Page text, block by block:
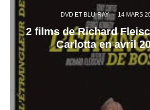
DVD ET BLU-RAY · 14 MARS
2 films de Richard
Carlotta en avril